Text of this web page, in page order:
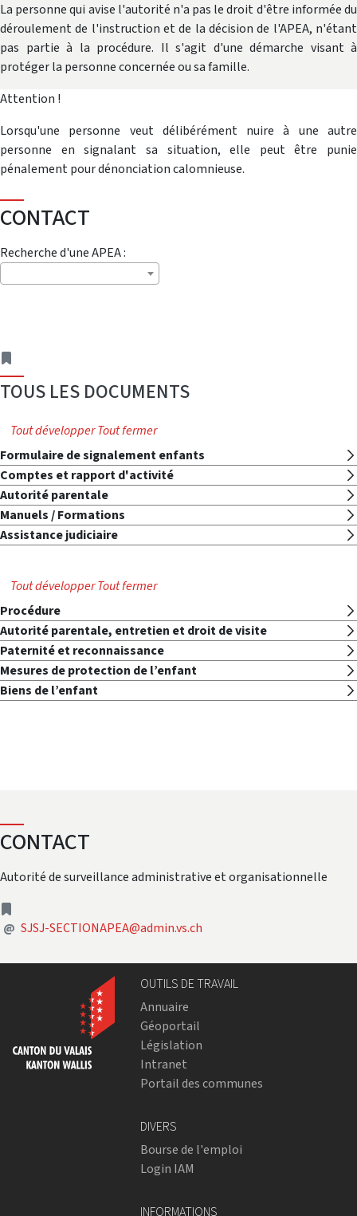
La personne qui avise l'autorité n'a pas le droit d'être informée du
déroulement de l'instruction et de la décision de l'APEA, n'étant
pas partie à la procédure. Il s'agit d'une démarche visant à
protéger la per­sonne concernée ou sa famille.
Attention !
Lorsqu'une personne veut délibérément nuire à une autre
personne en signalant sa situation, elle peut être punie
pénalement pour dénonciation calomnieuse.
CONTACT
Recherche d'une APEA :
TOUS LES DOCUMENTS
Tout développerTout fermer
Formulaire de signalement enfants
Comptes et rapport d'activité
Autorité parentale
Manuels / Formations
Assistance judiciaire
Tout développerTout fermer
Procédure
Autorité parentale, entretien et droit de visite
Paternité et reconnaissance
Mesures de protection de l’enfant
Biens de l’enfant
CONTACT
Autorité de surveillance administrative et organisationnelle
@ Adresse courriel
SJSJ-SECTIONAPEA@admin.vs.ch
OUTILS DE TRAVAIL
Annuaire
Géoportail
Législation
Intranet
Portail des communes
DIVERS
Bourse de l'emploi
Login IAM
INFORMATIONS